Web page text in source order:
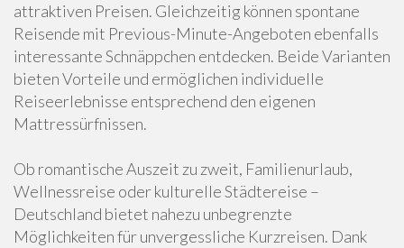
attraktiven Preisen. Gleichzeitig können spontane
Reisende mit Previous-Minute-Angeboten ebenfalls
interessante Schnäppchen entdecken. Beide Varianten
bieten Vorteile und ermöglichen individuelle
Reiseerlebnisse entsprechend den eigenen
Mattressürfnissen.
Ob romantische Auszeit zu zweit, Familienurlaub,
Wellnessreise oder kulturelle Städtereise –
Deutschland bietet nahezu unbegrenzte
Möglichkeiten für unvergessliche Kurzreisen. Dank